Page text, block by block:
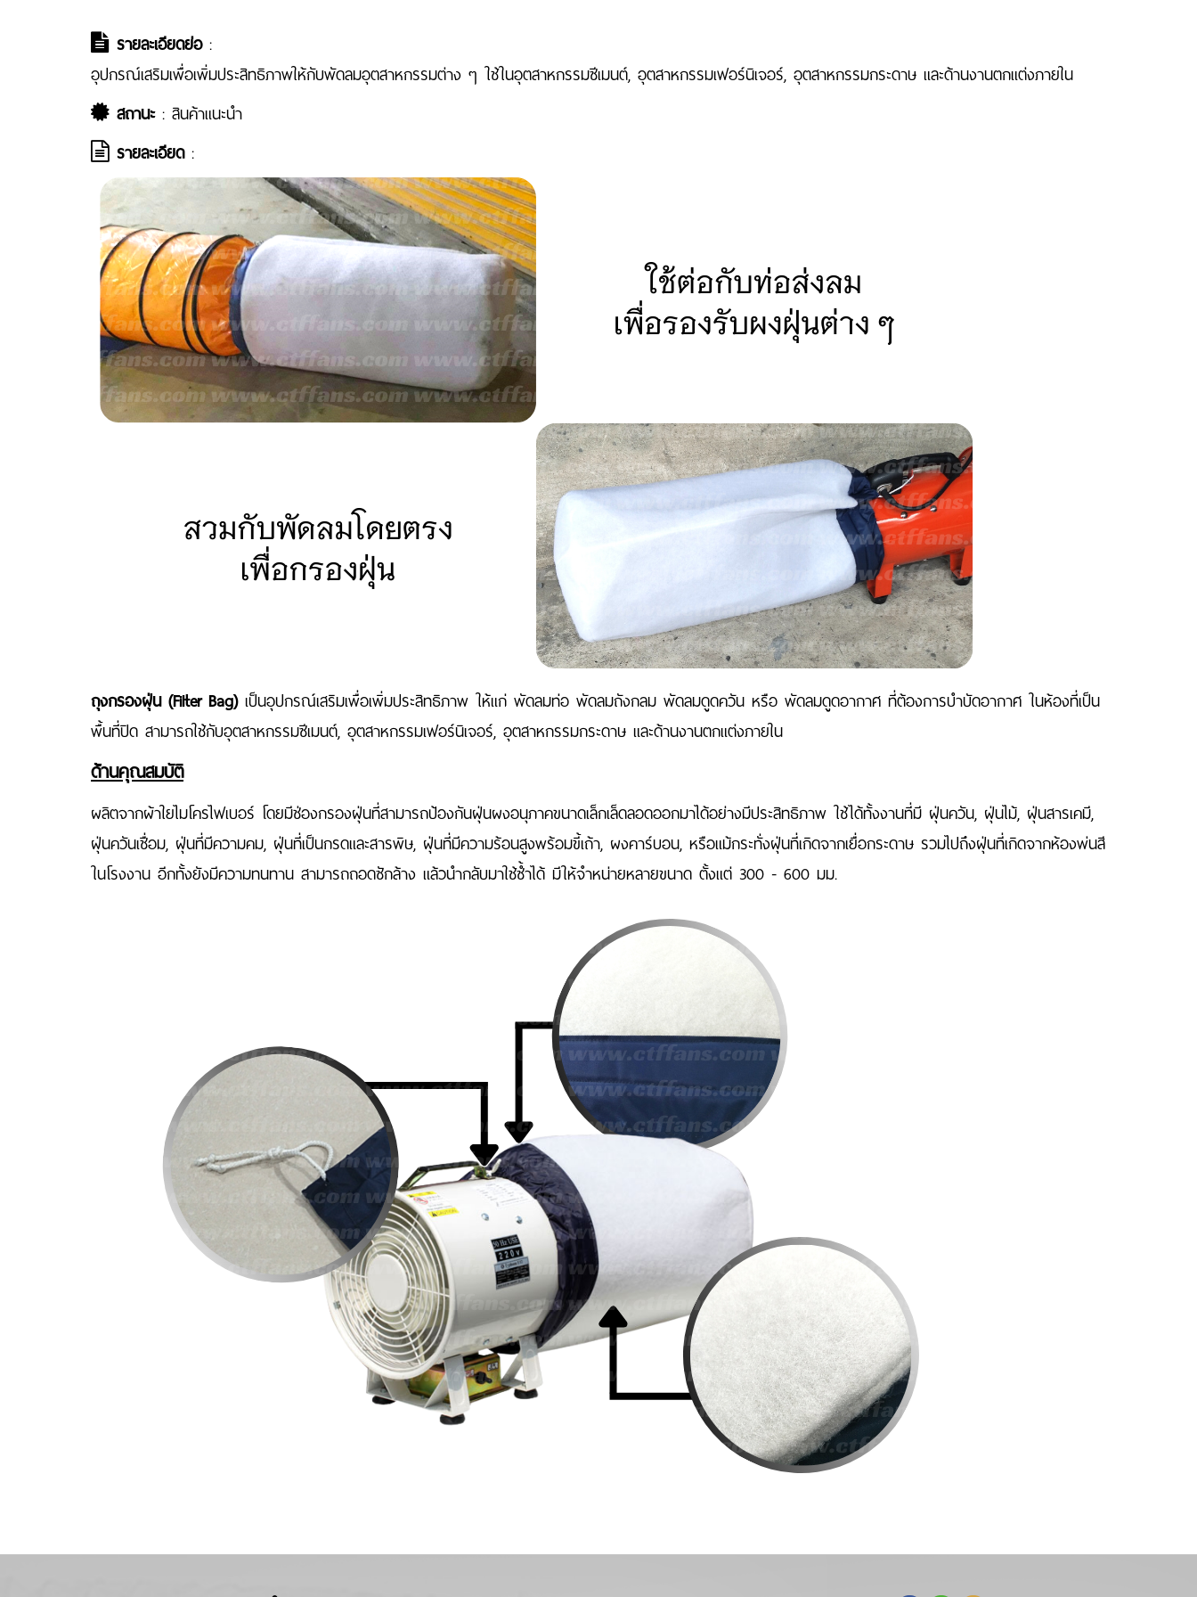
รายละเอียดย่อ:
อุปกรณ์เสริมเพื่อเพิ่มประสิทธิภาพให้กับพัดลมอุตสาหกรรมต่าง ๆ ใช้ในอุตสาหกรรมซีเมนต์, อุตสาหกรรมเฟอร์นิเจอร์, อุตสาหกรรมกระดาษ และด้านงานตกแต่งภายใน
สถานะ: สินค้าแนะนำ
รายละเอียด:
ถุงกรองฝุ่น (Filter Bag)เป็นอุปกรณ์เสริมเพื่อเพิ่มประสิทธิภาพ ให้แก่ พัดลมท่อ พัดลมถังกลม พัดลมดูดควัน หรือ พัดลมดูดอากาศ ที่ต้องการบำบัดอากาศ ในห้องที่เป็น
พื้นที่ปิด สามารถใช้กับอุตสาหกรรมซีเมนต์, อุตสาหกรรมเฟอร์นิเจอร์, อุตสาหกรรมกระดาษ และด้านงานตกแต่งภายใน
ด้านคุณสมบัติ
ผลิตจากผ้าใยไมโครไฟเบอร์ โดยมีช่องกรองฝุ่นที่สามารถป้องกันฝุ่นผงอนุภาคขนาดเล็กเล็ดลอดออกมาได้อย่างมีประสิทธิภาพ ใช้ได้ทั้งงานที่มี ฝุ่นควัน, ฝุ่นไม้, ฝุ่นสารเคมี,
ฝุ่นควันเชื่อม, ฝุ่นที่มีความคม, ฝุ่นที่เป็นกรดและสารพิษ, ฝุ่นที่มีความร้อนสูงพร้อมขี้เถ้า, ผงคาร์บอน, หรือแม้กระทั่งฝุ่นที่เกิดจากเยื่อกระดาษ รวมไปถึงฝุ่นที่เกิดจากห้องพ่นสี
ในโรงงาน อีกทั้งยังมีความทนทาน สามารถถอดซักล้าง แล้วนำกลับมาใช้ซ้ำได้ มีให้จำหน่ายหลายขนาด ตั้งแต่ 300 - 600 มม.